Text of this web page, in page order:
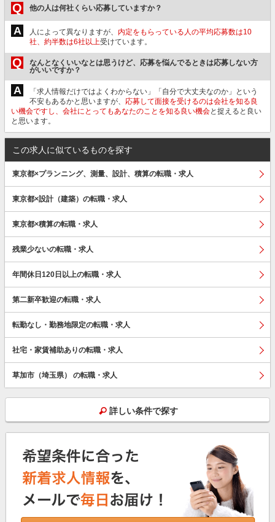
Q 他の人は何社くらい応募していますか？
A 人によって異なりますが、 内定をもらっている人の平均応募数は10
社、約半数は6社以上受けています。
Q
なんとなくいいなとは思うけど、応募を悩んでるときは応募しない方
がいいですか？
A
「求人情報だけではよくわからない」「自分で大丈夫なのか」という
不安もあるかと思いますが、 応募して面接を受けるのは会社を知る良
い機会ですし、会社にとってもあなたのことを知る良い機会と捉えると良い
と思います。
この求人に似ているものを探す
東京都×プランニング、測量、設計、積算の転職・求人
東京都×設計（建築）の転職・求人
東京都×積算の転職・求人
残業少ないの転職・求人
年間休日120日以上の転職・求人
第二新卒歓迎の転職・求人
転勤なし・勤務地限定の転職・求人
社宅・家賃補助ありの転職・求人
草加市（埼玉県） の転職・求人
詳しい条件で探す